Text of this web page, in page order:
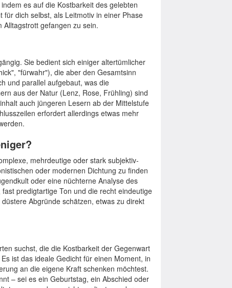
es auf die Kostbarkeit des gelebten
für dich selbst, als Leitmotiv in einer Phase
gefangen zu sein.
Sie bedient sich einiger altertümlicher
"fürwahr"), die aber den Gesamtsinn
und parallel aufgebaut, was die
aus der Natur (Lenz, Rose, Frühling) sind
auch jüngeren Lesern ab der Mittelstufe
erfordert allerdings etwas mehr
mehrdeutige oder stark subjektiv-
oder modernen Dichtung zu finden
oder eine nüchterne Analyse des
predigtartige Ton und die recht eindeutige
Abgründe schätzen, etwas zu direkt
suchst, die die Kostbarkeit der Gegenwart
ist das ideale Gedicht für einen Moment, in
an die eigene Kraft schenken möchtest.
– sei es ein Geburtstag, ein Abschied oder